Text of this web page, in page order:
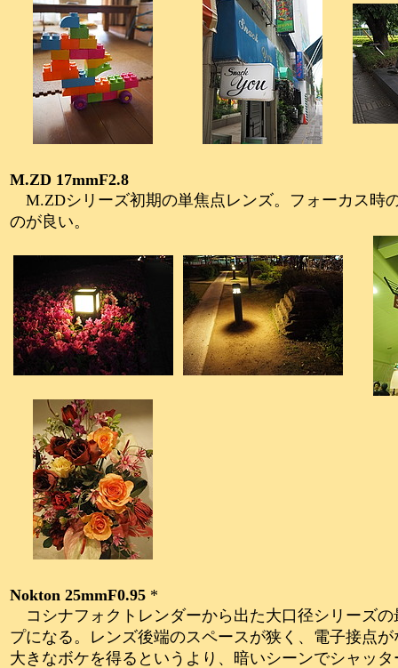
M.ZD 17mmF2.8
M.ZDシリーズ初期の単焦点レンズ。フォーカス時
のが良い。
Nokton 25mmF0.95 *
コシナフォクトレンダーから出た大口径シリーズ
プになる。レンズ後端のスペースが狭く、電子接点
大きなボケを得るというより、暗いシーンでシャッ